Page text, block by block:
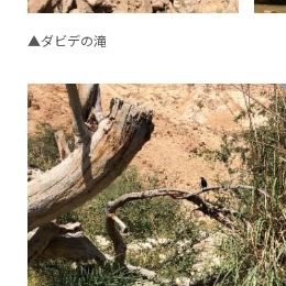
▲ダビデの滝